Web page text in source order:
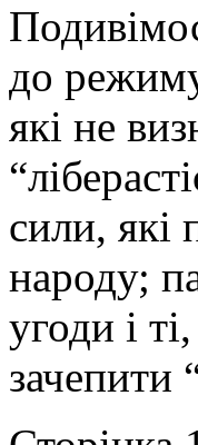
до
які не
сили, які
народу;
угоди і
зачепити